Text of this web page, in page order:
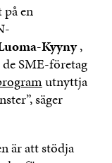
en
Kyyny,
SME-företag
utnyttja
säger
är att stödja